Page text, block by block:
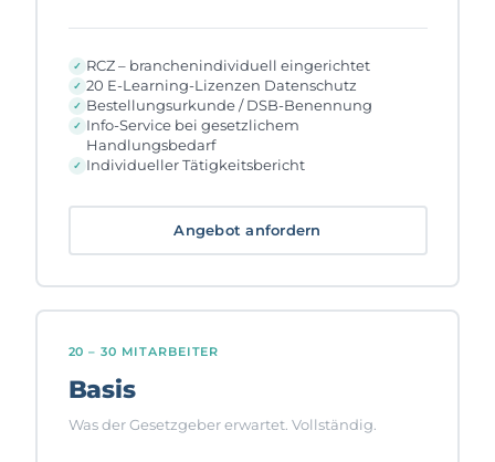
RCZ – branchenindividuell eingerichtet
20 E-Learning-Lizenzen Datenschutz
Bestellungsurkunde / DSB-Benennung
Info-Service bei gesetzlichem
Handlungsbedarf
Individueller Tätigkeitsbericht
Angebot anfordern
20 – 30 MITARBEITER
Basis
Was der Gesetzgeber erwartet. Vollständig.